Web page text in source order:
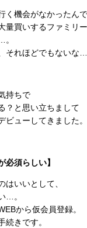
く機会がなかったんで
量買いするファミリー
。
それほどでもないな…
持ちで
？と思い立ちまして
ビューしてきました。
必須らしい】
はいいとして、
…。
から仮会員登録。
続きです。